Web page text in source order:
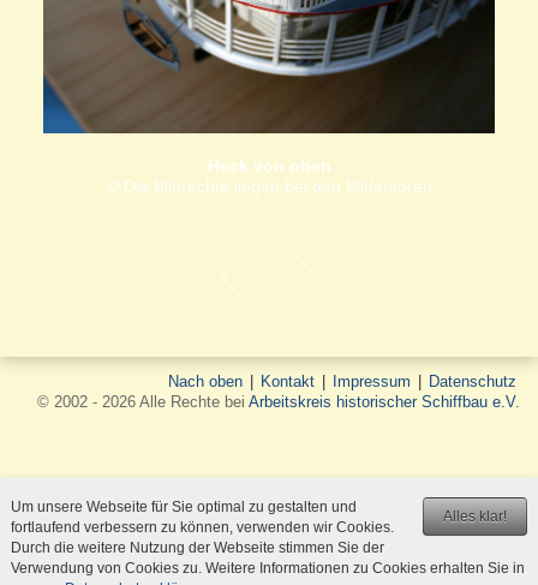
Heck von oben
© Die Bildrechte liegen bei den Bildautoren
Nach oben Kontakt Impressum
Datenschutz
© 2002 - 2026 Alle Rechte bei Arbeitskreis historischer Schiffbau e.V.
Alles klar!
Um unsere Webseite für Sie optimal zu gestalten und
fortlaufend verbessern zu können, verwenden wir Cookies.
Durch die weitere Nutzung der Webseite stimmen Sie der
Verwendung von Cookies zu. Weitere Informationen zu Cookies erhalten Sie in